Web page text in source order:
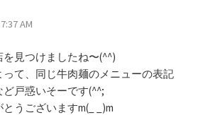
AM
を見つけましたね〜(^^)
って、同じ牛肉麺のメニューの表記
戸惑いそーです(^^;
うございますm(_ _)m